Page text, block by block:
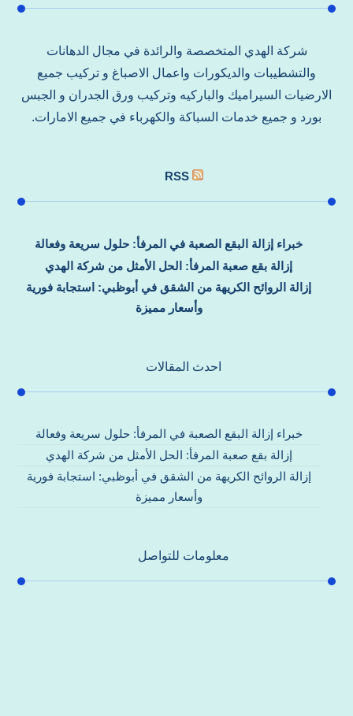
شركة الهدي المتخصصة والرائدة في مجال الدهانات
والتشطيبات والديكورات واعمال الاصباغ و تركيب جميع
الارضيات السيراميك والباركيه وتركيب ورق الجدران و الجبس
بورد و جميع خدمات السباكة والكهرباء في جميع الامارات.
RSS
خبراء إزالة البقع الصعبة في المرفأ: حلول سريعة وفعالة
إزالة بقع صعبة المرفأ: الحل الأمثل من شركة الهدي
إزالة الروائح الكريهة من الشقق في أبوظبي: استجابة فورية
وأسعار مميزة
احدث المقالات
خبراء إزالة البقع الصعبة في المرفأ: حلول سريعة وفعالة
إزالة بقع صعبة المرفأ: الحل الأمثل من شركة الهدي
إزالة الروائح الكريهة من الشقق في أبوظبي: استجابة فورية
وأسعار مميزة
معلومات للتواصل